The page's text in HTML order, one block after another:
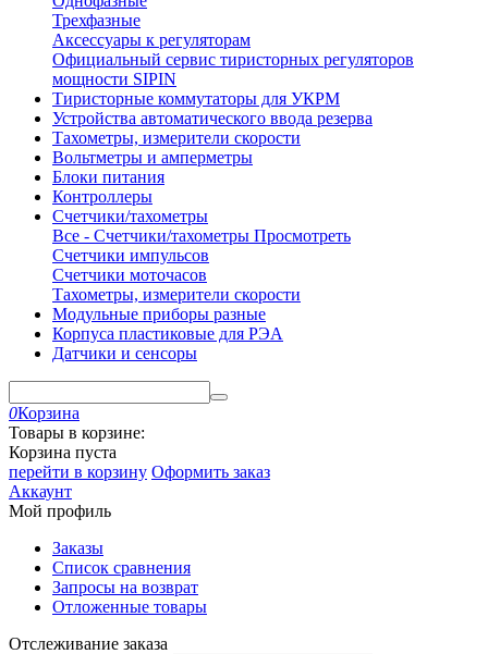
Трехфазные
Аксессуары к регуляторам
Официальный сервис тиристорных регуляторов
мощности SIPIN
Тиристорные коммутаторы для УКРМ
Устройства автоматического ввода резерва
Тахометры, измерители скорости
Вольтметры и амперметры
Блоки питания
Контроллеры
Счетчики/тахометры
Все - Счетчики/тахометры Просмотреть
Счетчики импульсов
Счетчики моточасов
Тахометры, измерители скорости
Модульные приборы разные
Корпуса пластиковые для РЭА
Датчики и сенсоры
0Корзина
Товары в корзине:
Корзина пуста
перейти в корзину Оформить заказ
Аккаунт
Мой профиль
Заказы
Список сравнения
Запросы на возврат
Отложенные товары
Отслеживание заказа